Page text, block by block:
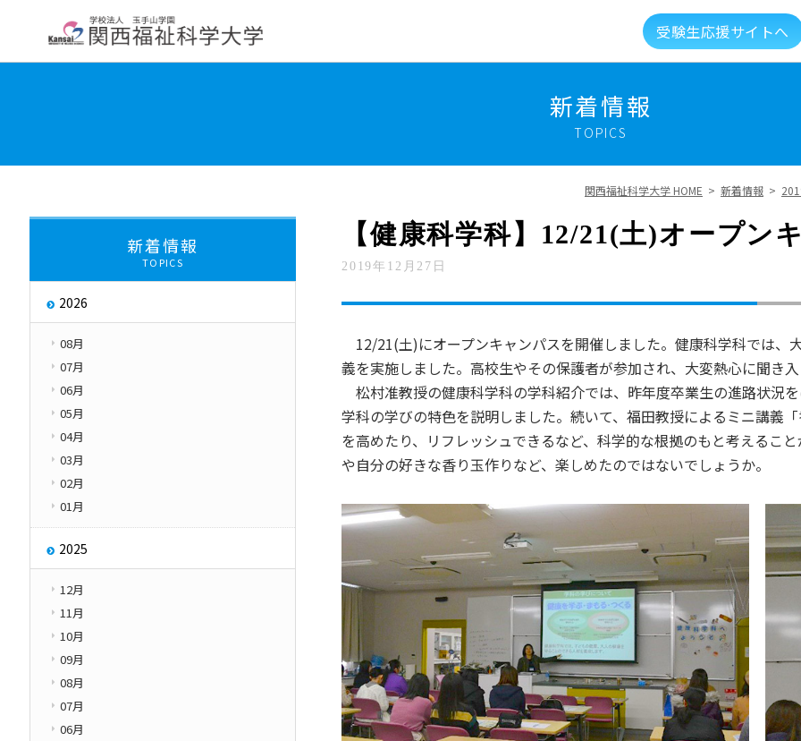
受験生応援サイトへ
交通アクセス
取り組み 総合福祉科学学会 情報公開
新着情報
キャンパス・ハラスメントに対する取り組み
実習マネジメント研究会
その他
Other
同窓会 大学広報誌「福科大通信」 学生便覧
新着情報
TOPICS
関西福祉科学大学 HOME > 新着情報 >
【健康科学科】12/21(土)オープン
2019年12月27日
12/21(土)にオープンキャンパスを開催しました。健康科学科では、
義を実施しました。高校生やその保護者が参加され、大変熱心に聞き
松村准教授の健康科学科の学科紹介では、昨年度卒業生の進路状況
学科の学びの特色を説明しました。続いて、福田教授によるミニ講義
を高めたり、リフレッシュできるなど、科学的な根拠のもと考えるこ
や自分の好きな香り玉作りなど、楽しめたのではないでしょうか。
新着情報
TOPICS
2026
08月
07月
06月
05月
04月
03月
02月
01月
2025
12月
11月
10月
09月
08月
07月
06月